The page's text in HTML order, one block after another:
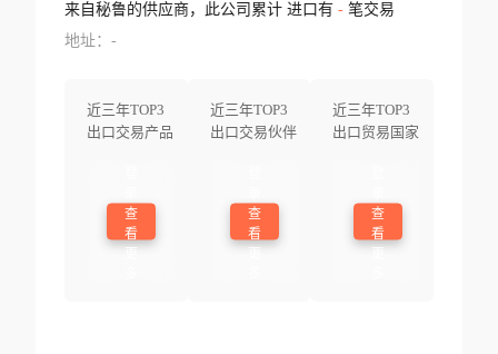
来自秘鲁的供应商，此公司累计 进口有 -笔交易
地址：-
近三年TOP3
出口交易产品
查
看
近三年TOP3
出口交易伙伴
查
看
近三年TOP3
出口贸易国家
查
看